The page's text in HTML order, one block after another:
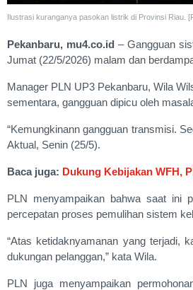
Ilustrasi kuranganya pasokan listrik di Provinsi Riau.
Pekanbaru, mu4.co.id – Gangguan
Jumat (22/5/2026) malam dan
Manager PLN UP3 Pekanbaru, Wila
sementara, gangguan dipicu oleh
“Kemungkinann gangguan transmisi.
Aktual, Senin (25/5).
Baca juga: Dukung Kebijakan WFH,
PLN menyampaikan bahwa saat ini
percepatan proses pemulihan sistem
“Atas ketidaknyamanan yang terjadi,
dukungan pelanggan,” kata Wila.
PLN juga menyampaikan